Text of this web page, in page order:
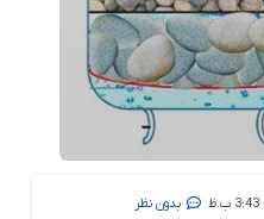
3:43 ب.ظ بدون نظر